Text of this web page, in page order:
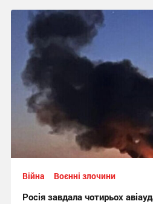
11:44, 1.08.2026
Війна Воєнні злочини
Росія завдала чотирьох